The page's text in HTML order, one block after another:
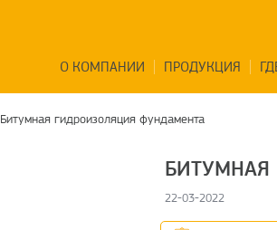
О КОМПАНИИ ПРОДУКЦИЯ
Битумная гидроизоляция фундамента
22-03-2022